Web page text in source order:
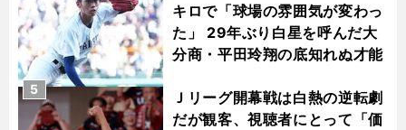
キロで「球場の雰囲気が変わっ
た」 29年ぶり白星を呼んだ大
分商・平田玲翔の底知れぬ才能
Ｊリーグ開幕戦は白熱の逆転劇
だが観客、視聴者にとって「価
5